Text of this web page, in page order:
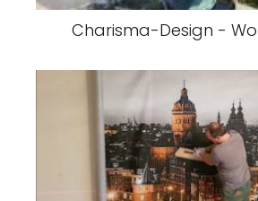
Charisma-Design -